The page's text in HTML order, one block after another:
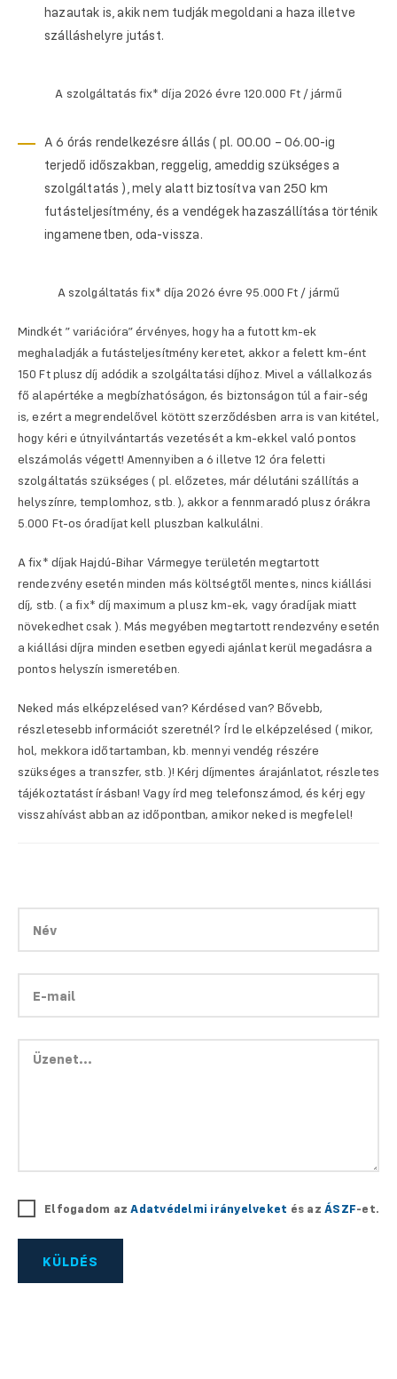
hazautak is, akik nem tudják megoldani a haza illetve
szálláshelyre jutást.
A szolgáltatás fix* díja 2026 évre 120.000 Ft / jármű
A 6 órás rendelkezésre állás ( pl. 00.00 – 06.00-ig
terjedő időszakban, reggelig, ameddig szükséges a
szolgáltatás ), mely alatt biztosítva van 250 km
futásteljesítmény, és a vendégek hazaszállítása történik
ingamenetben, oda-vissza.
A szolgáltatás fix* díja 2026 évre 95.000 Ft / jármű
Mindkét ” variációra” érvényes, hogy ha a futott km-ek
meghaladják a futásteljesítmény keretet, akkor a felett km-ént
150 Ft plusz díj adódik a szolgáltatási díjhoz. Mivel a vállalkozás
fő alapértéke a megbízhatóságon, és biztonságon túl a fair-ség
is, ezért a megrendelővel kötött szerződésben arra is van kitétel,
hogy kéri e útnyilvántartás vezetését a km-ekkel való pontos
elszámolás végett! Amennyiben a 6 illetve 12 óra feletti
szolgáltatás szükséges ( pl. előzetes, már délutáni szállítás a
helyszínre, templomhoz, stb. ), akkor a fennmaradó plusz órákra
5.000 Ft-os óradíjat kell pluszban kalkulálni.
A fix* díjak Hajdú-Bihar Vármegye területén megtartott
rendezvény esetén minden más költségtől mentes, nincs kiállási
díj, stb. ( a fix* díj maximum a plusz km-ek, vagy óradíjak miatt
növekedhet csak ). Más megyében megtartott rendezvény esetén
a kiállási díjra minden esetben egyedi ajánlat kerül megadásra a
pontos helyszín ismeretében.
Neked más elképzelésed van? Kérdésed van? Bővebb,
részletesebb információt szeretnél? Írd le elképzelésed ( mikor,
hol, mekkora időtartamban, kb. mennyi vendég részére
szükséges a transzfer, stb. )! Kérj díjmentes árajánlatot, részletes
tájékoztatást írásban! Vagy írd meg telefonszámod, és kérj egy
visszahívást abban az időpontban, amikor neked is megfelel!
THIS
FIELD
LEAVE
THIS
FIELD
Elfogadom azAdatvédelmi irányelveket és az ÁSZF-et.